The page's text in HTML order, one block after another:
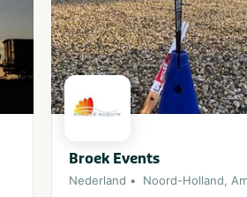
Broek Events
Nederland Noord-Holland,